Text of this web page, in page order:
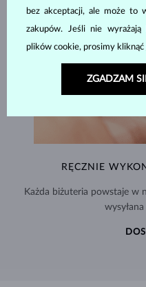
RĘCZNIE
Każda biżuteria powstaje w
bez akceptacji, ale może to
zakupów. Jeśli nie
plików cookie, prosimy kliknąć
ZGADZAM